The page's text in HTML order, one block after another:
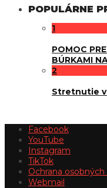
POPULÁRNE
1
POMOC
BÚRKAMI
2
Stretnutie v
Facebook
YouTube
Instagram
TikTok
Ochrana
Webmail